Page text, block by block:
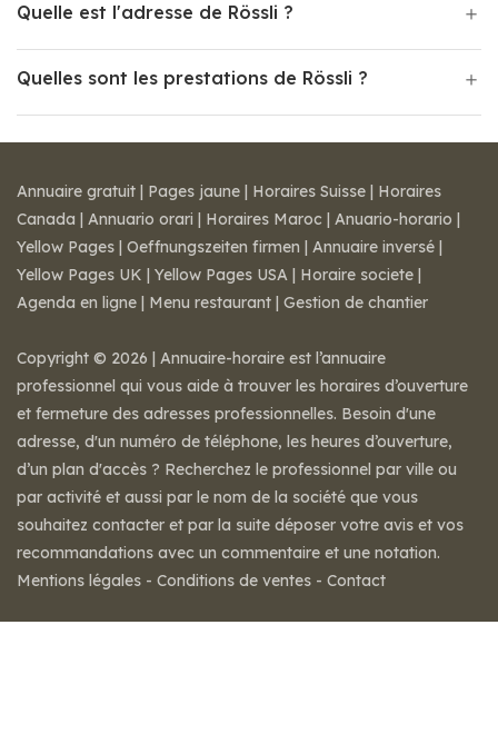
Quelle est l'adresse de Rössli ?
Quelles sont les prestations de Rössli ?
Annuaire gratuit | Pages jaune | Horaires Suisse | Horaires
Canada | Annuario orari | Horaires Maroc | Anuario-horario |
Yellow Pages | Oeffnungszeiten firmen | Annuaire inversé |
Yellow Pages UK | Yellow Pages USA | Horaire societe |
Agenda en ligne | Menu restaurant | Gestion de chantier
Copyright © 2026 | Annuaire-horaire est l’annuaire
professionnel qui vous aide à trouver les horaires d’ouverture
et fermeture des adresses professionnelles. Besoin d'une
adresse, d'un numéro de téléphone, les heures d’ouverture,
d’un plan d'accès ? Recherchez le professionnel par ville ou
par activité et aussi par le nom de la société que vous
souhaitez contacter et par la suite déposer votre avis et vos
recommandations avec un commentaire et une notation.
Mentions légales - Conditions de ventes - Contact